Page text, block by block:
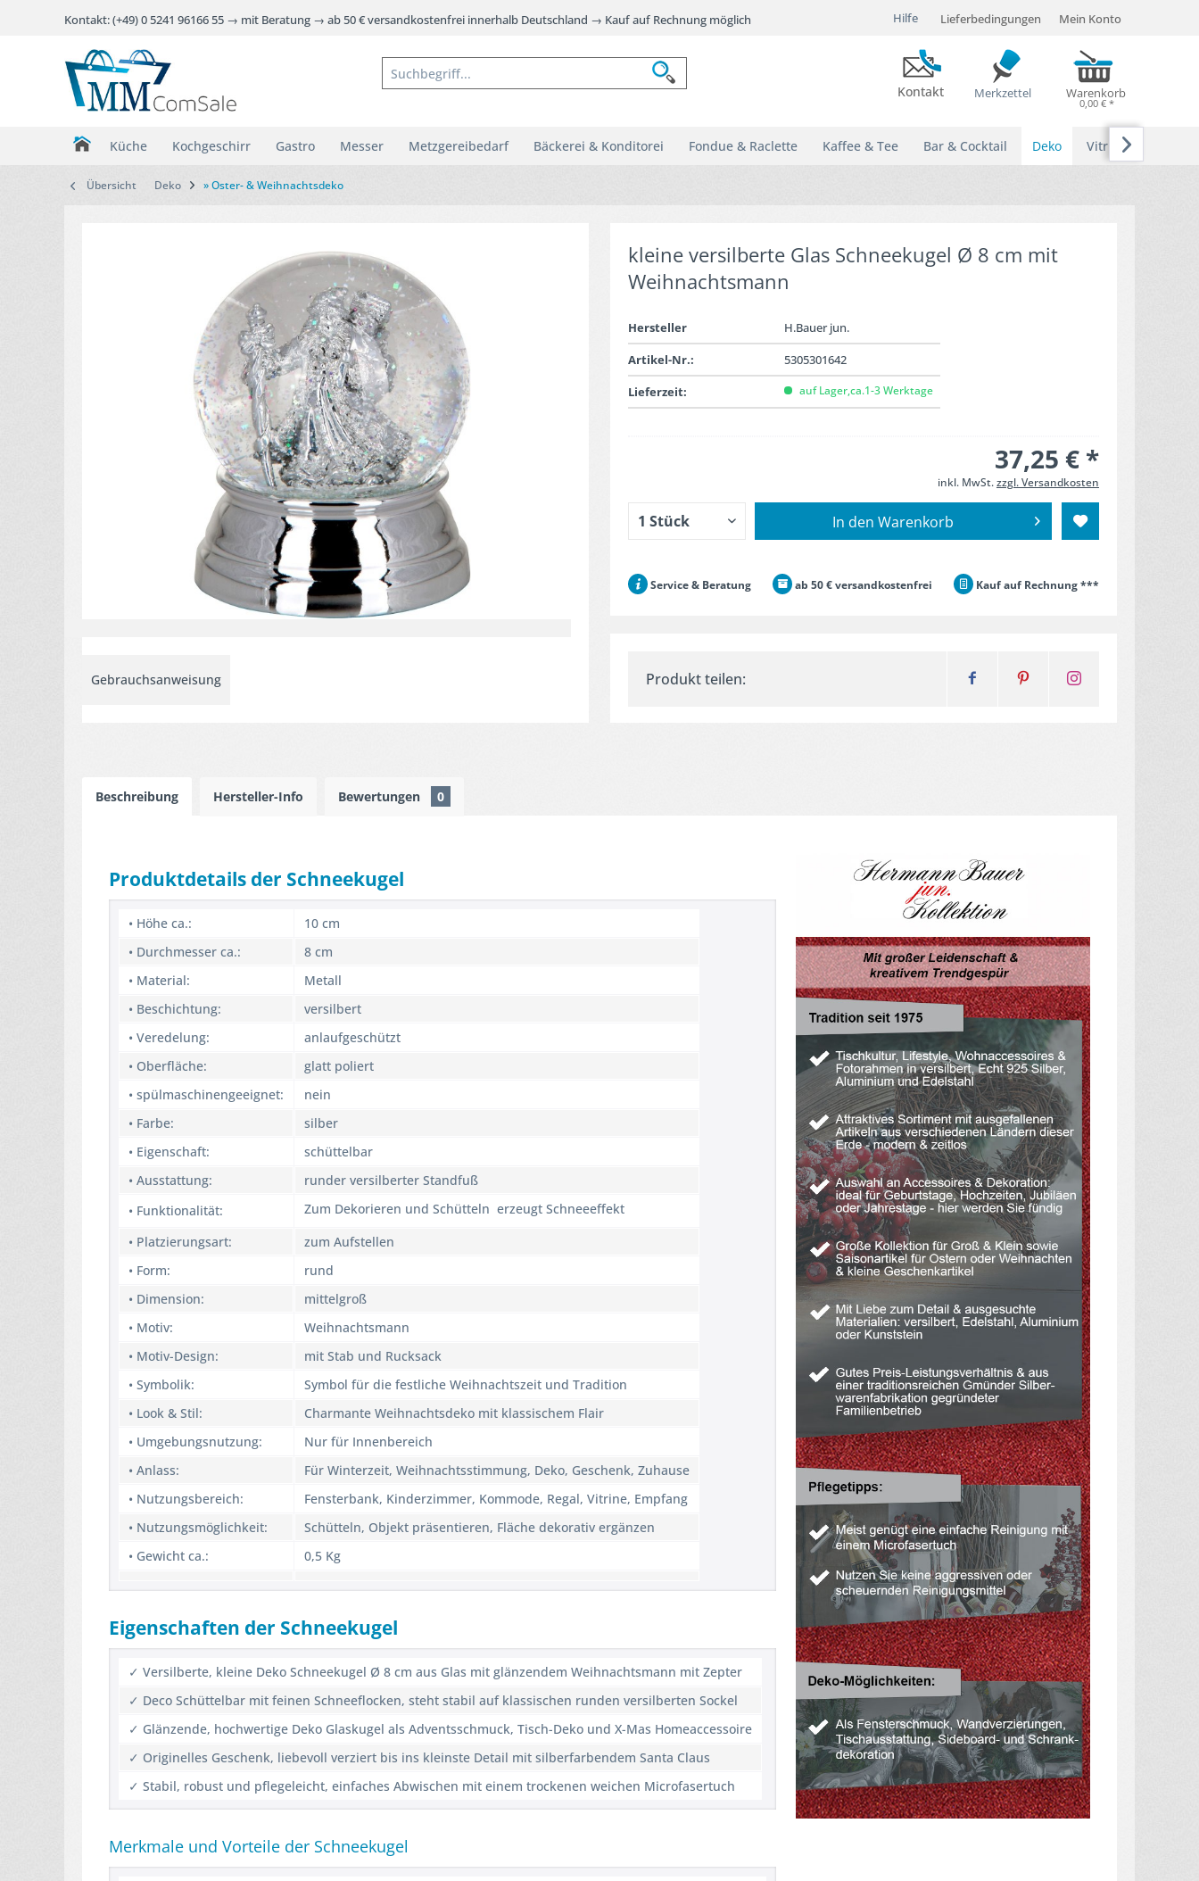
Hilfe Lieferbedingungen
Kontakt: (+49) 0 5241 96166 55 → mit Beratung → ab 50 € versandkostenfrei innerhalb Deutschland → Kauf auf Rechnung möglich
Kontakt Merkzettel
Mein Konto
Warenkorb
0,00 € *
Küche Kochgeschirr Gastro Messer Metzgereibedarf Bäckerei & Konditorei Fondue & Raclette Kaffee & Tee Bar & Cocktail Deko Vitrinen

Übersicht Deko » Oster- & Weihnachtsdeko
Gebrauchsanweisung
kleine versilberte Glas Schneekugel Ø 8 cm mit
Weihnachtsmann
Hersteller
H.Bauer jun.
Artikel-Nr.:
5305301642
Lieferzeit:
auf Lager,ca.1-3 Werktage
37,25 € *
inkl. MwSt.zzgl. Versandkosten
In den Warenkorb
Service & Beratung ab 50 € versandkostenfrei Kauf auf Rechnung ***
Produkt teilen:
Beschreibung Hersteller-Info Bewertungen 0
Produktdetails der Schneekugel
• Höhe ca.:
10 cm
• Durchmesser ca.:
8 cm
• Material:
Metall
• Beschichtung:
versilbert
• Veredelung:
anlaufgeschützt
• Oberfläche:
glatt poliert
• spülmaschinengeeignet:
nein
• Farbe:
silber
• Eigenschaft:
schüttelbar
• Ausstattung:
runder versilberter Standfuß
• Funktionalität:
Zum Dekorieren und Schütteln  erzeugt Schneeeffekt
• Platzierungsart:
zum Aufstellen
• Form:
rund
• Dimension:
mittelgroß
• Motiv:
Weihnachtsmann
• Motiv-Design:
mit Stab und Rucksack
• Symbolik:
Symbol für die festliche Weihnachtszeit und Tradition
• Look & Stil:
Charmante Weihnachtsdeko mit klassischem Flair
• Umgebungsnutzung:
Nur für Innenbereich
• Anlass:
Für Winterzeit, Weihnachtsstimmung, Deko, Geschenk, Zuhause
• Nutzungsbereich:
Fensterbank, Kinderzimmer, Kommode, Regal, Vitrine, Empfang
• Nutzungsmöglichkeit:
Schütteln, Objekt präsentieren, Fläche dekorativ ergänzen
• Gewicht ca.:
0,5 Kg
Eigenschaften der Schneekugel
✓ Versilberte, kleine Deko Schneekugel Ø 8 cm aus Glas mit glänzendem Weihnachtsmann mit Zepter
✓ Deco Schüttelbar mit feinen Schneeflocken, steht stabil auf klassischen runden versilberten Sockel
✓ Glänzende, hochwertige Deko Glaskugel als Adventsschmuck, Tisch-Deko und X-Mas Homeaccessoire
✓ Originelles Geschenk, liebevoll verziert bis ins kleinste Detail mit silberfarbendem Santa Claus
✓ Stabil, robust und pflegeleicht, einfaches Abwischen mit einem trockenen weichen Microfasertuch
Merkmale und Vorteile der Schneekugel